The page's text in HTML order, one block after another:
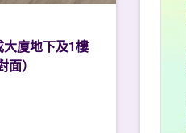
廈地下及1樓
）